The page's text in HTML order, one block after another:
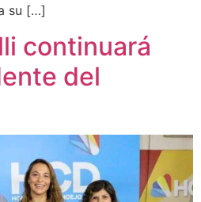
su […]
continuará
del